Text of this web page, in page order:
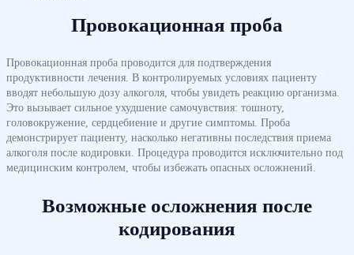
Провокационная проба
Провокационная проба проводится для подтверждения
продуктивности лечения. В контролируемых условиях пациенту
вводят небольшую дозу алкоголя, чтобы увидеть реакцию организма.
Это вызывает сильное ухудшение самочувствия: тошноту,
головокружение, сердцебиение и другие симптомы. Проба
демонстрирует пациенту, насколько негативны последствия приема
алкоголя после кодировки. Процедура проводится исключительно под
медицинским контролем, чтобы избежать опасных осложнений.
Возможные осложнения после
кодирования